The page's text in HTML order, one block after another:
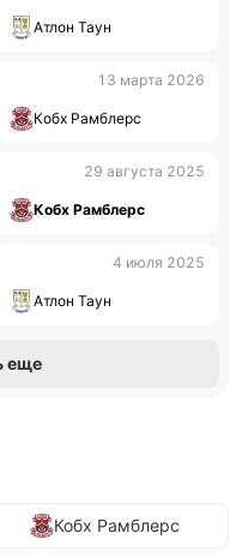
Атлон Таун
13 марта 2026
Кобх Рамблерс
29 августа 2025
Кобх Рамблерс
4 июля 2025
Атлон Таун
еще
Кобх Рамблерс